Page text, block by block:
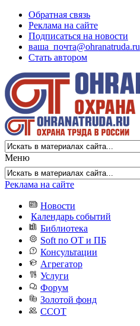
Обратная связь
Реклама на сайте
Подписаться на новости
ваша_почта@ohranatruda.ru
Стать автором
Меню
Реклама на сайте
Новости
Календарь событий
Библиотека
Soft по ОТ и ПБ
Консультации
Агрегатор
Услуги
Форум
Золотой фонд
ССОТ